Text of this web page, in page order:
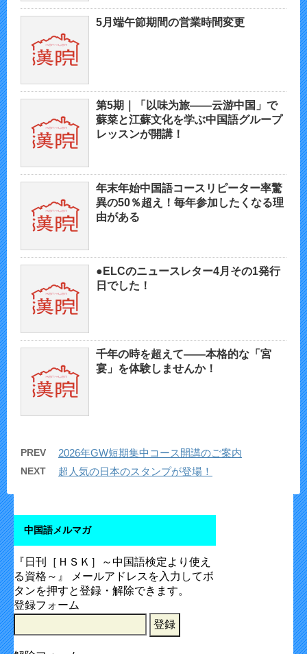
5月端午節期間の営業時間変更
第5期｜「以味为旅——云游中国」で
蘇菜と江蘇文化を学ぶ中国語グループ
レッスンが開講！
年末年始中国語コースリピーター率驚
異の50％超え！毎年参加したくなる理
由がある
●ELCのニュースレター4月その1発行
日でした！
千年の時を超えて——本格的な「宮
宴」を体験しませんか！
PREV 2026年GW短期集中コース開講のご案内
NEXT 超人気の日本のスタンプが登場！
中国語メルマガ
『日刊［ＨＳＫ］～中国語検定より使え
る資格～』 メールアドレスを入力してボ
タンを押すと登録・解除できます。
登録フォーム